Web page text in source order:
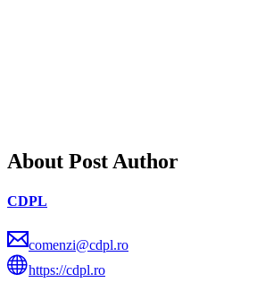
About Post Author
CDPL
comenzi@cdpl.ro
https://cdpl.ro